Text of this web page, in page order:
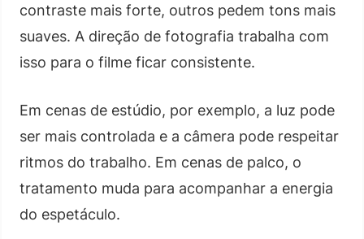
contraste mais forte, outros pedem tons mais
suaves. A direção de fotografia trabalha com
isso para o filme ficar consistente.
Em cenas de estúdio, por exemplo, a luz pode
ser mais controlada e a câmera pode respeitar
ritmos do trabalho. Em cenas de palco, o
tratamento muda para acompanhar a energia
do espetáculo.